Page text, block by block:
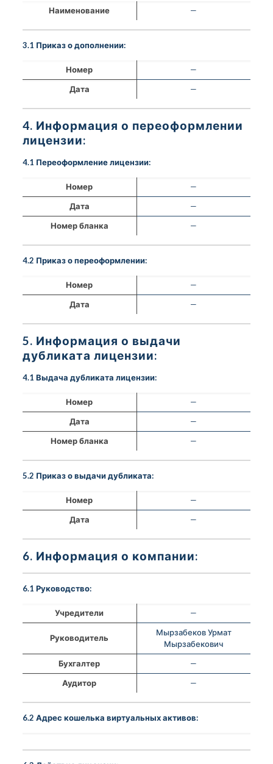
Наименование —
3.1 Приказ о дополнении:
Номер
—
Дата
—
4. Информация о переоформлении
лицензии:
4.1 Переоформление лицензии:
Номер
—
Дата
—
Номер бланка
—
4.2 Приказ о переоформлении:
Номер
—
Дата
—
5. Информация о выдачи
дубликата лицензии:
4.1 Выдача дубликата лицензии:
Номер
—
Дата
—
Номер бланка
—
5.2 Приказ о выдачи дубликата:
Номер
—
Дата
—
6. Информация о компании:
6.1 Руководство:
Учредители —
Руководитель
Мырзабеков Урмат
Мырзабекович
Бухгалтер
—
Аудитор
—
6.2 Адрес кошелька виртуальных активов: